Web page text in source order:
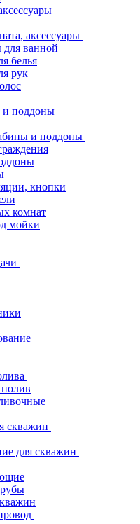
аксессуары
для ванной
белья
рук
поддоны
и поддоны
кнопки
комнат
мойки
скважин
для скважин